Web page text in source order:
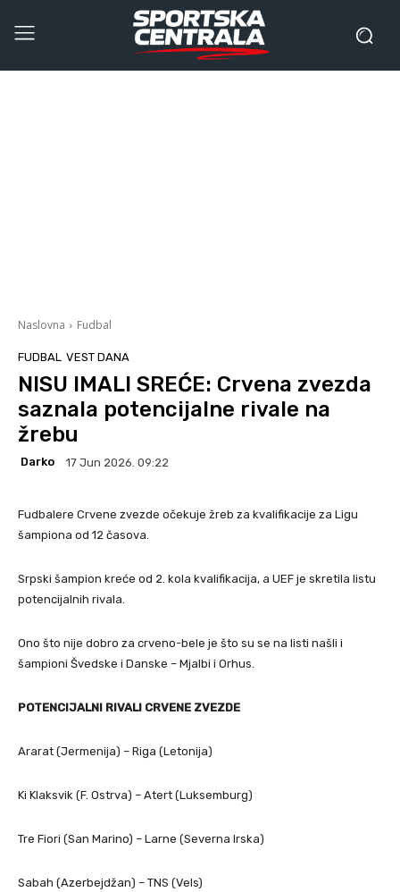
Naslovna Fudbal
FUDBAL VEST DANA
NISU IMALI SREĆE: Crvena zvezda
saznala potencijalne rivale na
žrebu
Darko 17 Jun 2026. 09:22
Fudbalere Crvene zvezde očekuje žreb za kvalifikacije za Ligu
šampiona od 12 časova.
Srpski šampion kreće od 2. kola kvalifikacija, a UEF je skretila listu
potencijalnih rivala.
Ono što nije dobro za crveno-bele je što su se na listi našli i
šampioni Švedske i Danske – Mjalbi i Orhus.
POTENCIJALNI RIVALI CRVENE ZVEZDE
Ararat (Jermenija) – Riga (Letonija)
Ki Klaksvik (F. Ostrva) – Atert (Luksemburg)
Tre Fiori (San Marino) – Larne (Severna Irska)
Sabah (Azerbejdžan) – TNS (Vels)